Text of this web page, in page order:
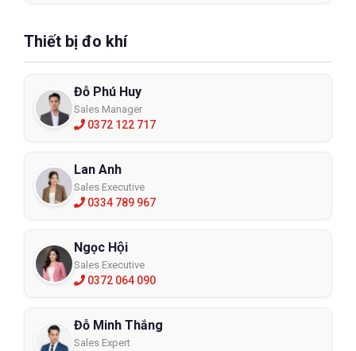
Thiết bị đo khí
Đỗ Phú Huy
Sales Manager
0372 122 717
Lan Anh
Sales Executive
0334 789 967
Ngọc Hội
Sales Executive
0372 064 090
Đỗ Minh Thắng
Sales Expert